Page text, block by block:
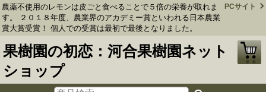
農薬不使用のレモンは皮ごと食べることで５倍の栄養が取れま
す。 ２０１８年度、農業界のアカデミー賞といわれる日本農業
賞大賞受賞！ 個人での受賞は最初で最後となりました。
PCサイト
果樹園の初恋：河合果樹園ネット
ショップ